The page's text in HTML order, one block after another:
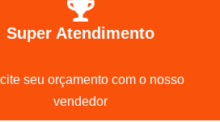
Super Atendimento
seu orçamento com o nosso
vendedor